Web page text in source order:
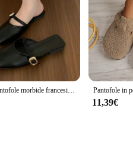
2024 Pantofole morbide francesi di nuovo stile estivo 2024 Abbigliamento esterno Casual Versatile fondo piatto Scarpe singole poco profonde per le donne
11,39€